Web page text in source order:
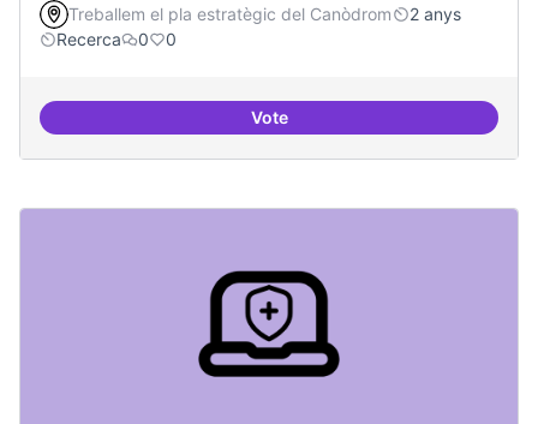
Treballem el pla estratègic del Canòdrom
2 anys
Recerca
0 0
VoteDigitalització de l'administració